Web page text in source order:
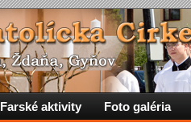
Farské aktivity Foto galéria